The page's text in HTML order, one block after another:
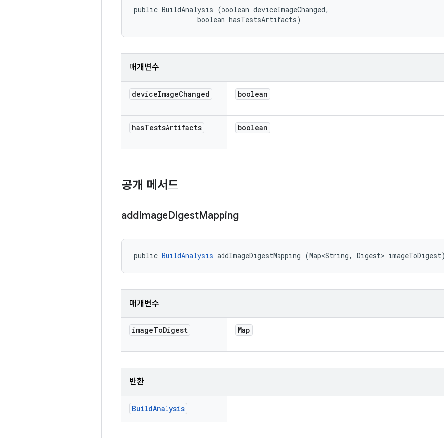
public BuildAnalysis (boolean deviceImageChanged,
                boolean hasTestsArtifacts)
매개변수
deviceImageChanged boolean
hasTestsArtifacts boolean
공개 메서드
addImageDigestMapping
public BuildAnalysis addImageDigestMapping (Map<String, Digest>
매개변수
imageToDigest Map
반환
BuildAnalysis